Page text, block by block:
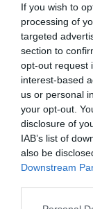
If you wish to
processing of
targeted
section to
opt-out request
interest-based
us or personal
your opt-out.
disclosure of
IAB’s list of
also be
Downstream
de Graduats
Consell
Añadir
de
Mantente